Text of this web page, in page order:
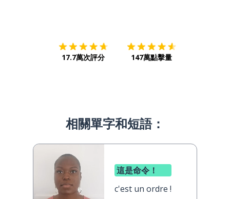
17.7萬次評分 147萬點擊量
相關單字和短語：
這是命令！
c'est un ordre !